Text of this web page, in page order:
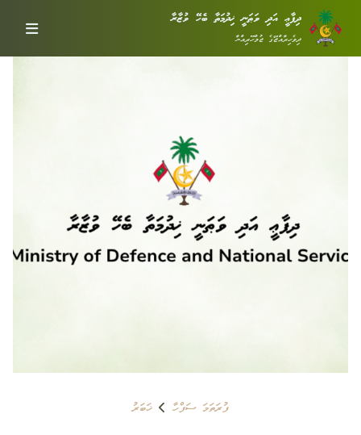
ދިފާޢީ އަދި ވަޠަނީ ޚިދުމަތާ ބެހޭ ވުޒާރާ
ދިވެހިރާއްޖޭގެ ޖުމްހޫރިއްޔާ
ފުރަތަމަ ސަފްހާ ޚަބަރު